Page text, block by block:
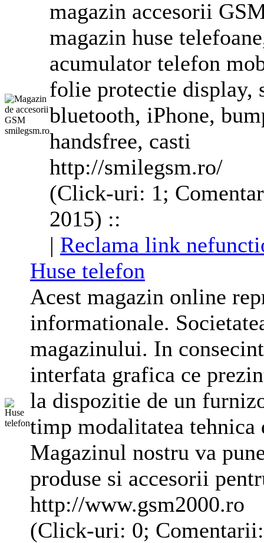
magazin accesorii
magazin huse telefoane
acumulator telefon
folie protectie display,
bluetooth, iPhone,
handsfree, casti
http://smilegsm.ro/
(Click-uri: 1;
2015) ::
| Reclama link
Huse telefon
Acest magazin online
informationale.
magazinului. In
interfata grafica ce
la dispozitie de un
timp modalitatea tehnica
Magazinul nostru va
produse si accesorii
http://www.gsm2000.ro
(Click-uri: 0;